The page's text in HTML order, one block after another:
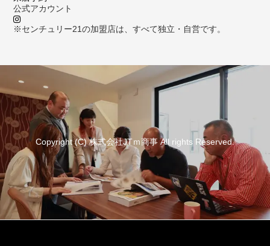
公式アカウント
※センチュリー21の加盟店は、すべて独立・自営です。
Copyright (C) 株式会社JTｍ商事 All rights Reserved.